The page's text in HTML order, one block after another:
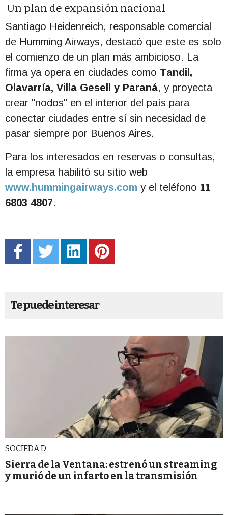
Un plan de expansión nacional
Santiago Heidenreich, responsable comercial
de Humming Airways, destacó que este es solo
el comienzo de un plan más ambicioso. La
firma ya opera en ciudades como Tandil,
Olavarría, Villa Gesell y Paraná, y proyecta
crear "nodos" en el interior del país para
conectar ciudades entre sí sin necesidad de
pasar siempre por Buenos Aires.
Para los interesados en reservas o consultas,
la empresa habilitó su sitio web
www.hummingairways.com y el teléfono 11
6803 4807.
Te puede interesar
SOCIEDA D
Sierra de la Ventana: estrenó un streaming
y murió de un infarto en la transmisión